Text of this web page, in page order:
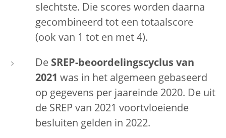
slechtste. Die scores worden daarna
gecombineerd tot een totaalscore
(ook van 1 tot en met 4).
De SREP-beoordelingscyclus van
2021 was in het algemeen gebaseerd
op gegevens per jaareinde 2020. De uit
de SREP van 2021 voortvloeiende
besluiten gelden in 2022.